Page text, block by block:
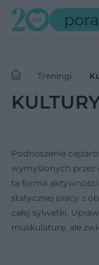
Treningi
Podnoszenie
wymyślonych przez
ta forma aktywności
statycznej pracy z
całej sylwetki.
muskulaturę, ale